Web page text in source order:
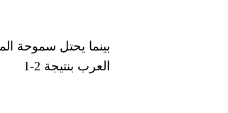
العرب بنتيجة 2-1